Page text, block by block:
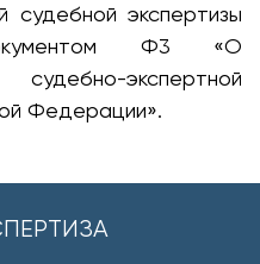
судебной экспертизы
Ф3 «О
экспертной
Федерации».